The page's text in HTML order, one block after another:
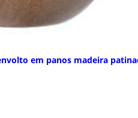
em panos madeira